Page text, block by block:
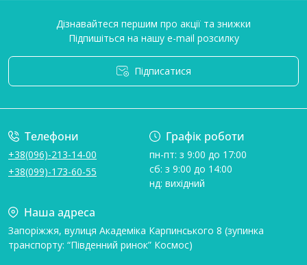
Дізнавайтеся першим про акції та знижки
Підпишіться на нашу e-mail розсилку
Підписатися
Телефони
+38(096)-213-14-00
+38(099)-173-60-55
Графік роботи
пн-пт: з 9:00 до 17:00
сб: з 9:00 до 14:00
нд: вихідний
Наша адреса
Запоріжжя, вулиця Академіка Карпинського 8 (зупинка
транспорту: “Південний ринок” Космос)